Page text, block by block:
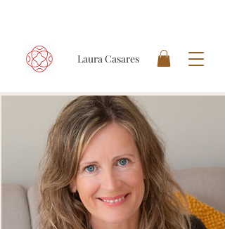
Laura Casares